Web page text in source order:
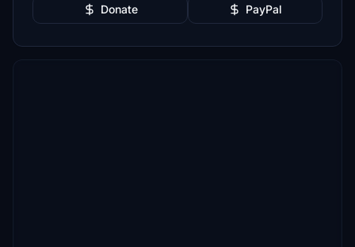
Donate PayPal